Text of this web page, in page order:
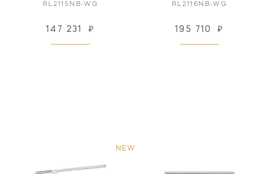
RL2115NB-WG
147 231 ₽
RL2116NB-WG
195 710 ₽
NEW